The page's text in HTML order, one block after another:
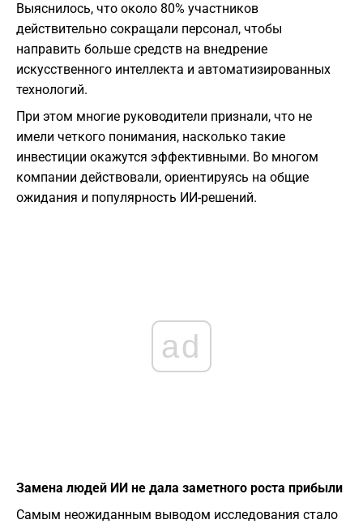
Выяснилось, что около 80% участников
действительно сокращали персонал, чтобы
направить больше средств на внедрение
искусственного интеллекта и автоматизированных
технологий.
При этом многие руководители признали, что не
имели четкого понимания, насколько такие
инвестиции окажутся эффективными. Во многом
компании действовали, ориентируясь на общие
ожидания и популярность ИИ-решений.
ad
Замена людей ИИ не дала заметного роста прибыли
Самым неожиданным выводом исследования стало